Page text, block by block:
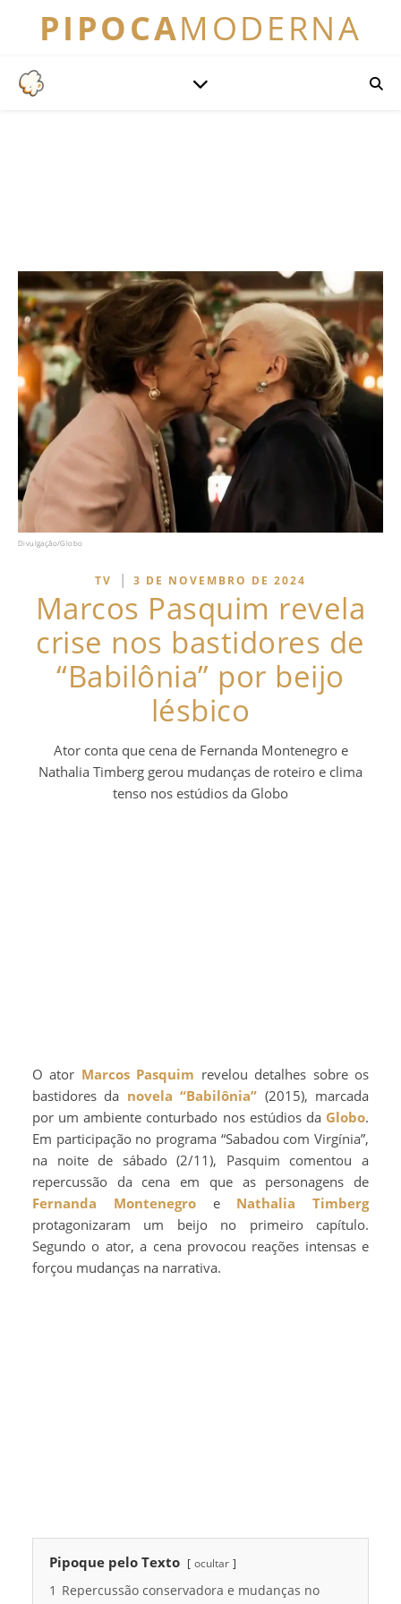
PIPOCAMODERNA
Divulgação/Globo
TV | 3 DE NOVEMBRO DE 2024
Marcos Pasquim revela
crise nos bastidores de
“Babilônia” por beijo
lésbico
Ator conta que cena de Fernanda Montenegro e
Nathalia Timberg gerou mudanças de roteiro e clima
tenso nos estúdios da Globo
O ator Marcos Pasquim revelou detalhes sobre os
bastidores da novela “Babilônia” (2015), marcada
por um ambiente conturbado nos estúdios da Globo.
Em participação no programa “Sabadou com Virgínia”,
na noite de sábado (2/11), Pasquim comentou a
repercussão da cena em que as personagens de
Fernanda Montenegroe Nathalia Timberg
protagonizaram um beijo no primeiro capítulo.
Segundo o ator, a cena provocou reações intensas e
forçou mudanças na narrativa.
Pipoque pelo Texto ocultar
1 Repercussão conservadora e mudanças no